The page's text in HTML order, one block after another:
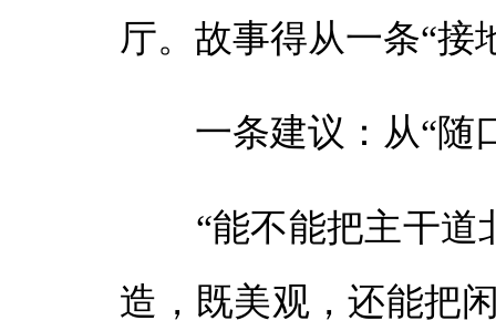
厅。故事得从一条“接
一条建议：从“随
“能不能把主干道
造，既美观，还能把